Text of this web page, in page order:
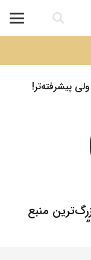
پیشرفته‌تر!
منبع